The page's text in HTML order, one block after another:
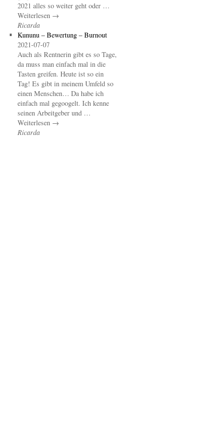
2021 alles so weiter geht oder …
Weiterlesen →
Ricarda
Kununu – Bewertung – Burnout
2021-07-07
Auch als Rentnerin gibt es so Tage,
da muss man einfach mal in die
Tasten greifen. Heute ist so ein
Tag! Es gibt in meinem Umfeld so
einen Menschen… Da habe ich
einfach mal gegoogelt. Ich kenne
seinen Arbeitgeber und …
Weiterlesen →
Ricarda